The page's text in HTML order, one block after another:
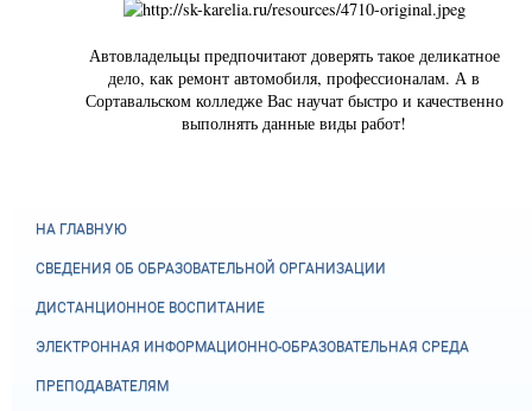
Автовладельцы предпочитают доверять такое деликатное
дело, как ремонт автомобиля, профессионалам. А в
Сортавальском колледже Вас научат быстро и качественно
выполнять данные виды работ!
НА ГЛАВНУЮ
СВЕДЕНИЯ ОБ ОБРАЗОВАТЕЛЬНОЙ ОРГАНИЗАЦИИ
ДИСТАНЦИОННОЕ ВОСПИТАНИЕ
ЭЛЕКТРОННАЯ ИНФОРМАЦИОННО-ОБРАЗОВАТЕЛЬНАЯ СРЕДА
ПРЕПОДАВАТЕЛЯМ